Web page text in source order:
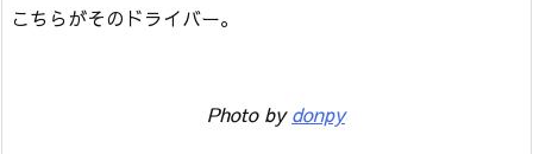
こちらがそのドライバー。
Photo bydonpy